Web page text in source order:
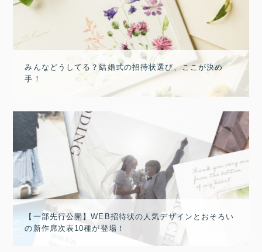
みんなどうしてる？結婚式の招待状選び、ここが決め
手！
【一部先行公開】WEB招待状の人気デザインとおそろい
の新作席次表10種が登場！